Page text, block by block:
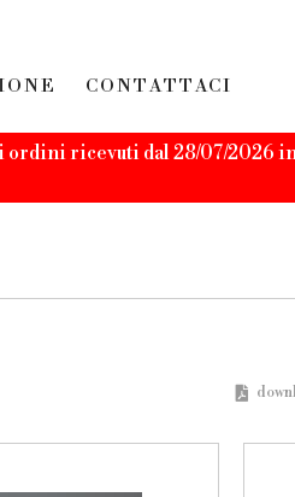
CONTATTACI
ordini ricevuti dal 28/07/2026